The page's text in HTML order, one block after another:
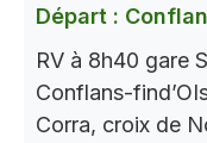
Départ :
RV à 8h40 gare
Conflans-
Corra, croix de